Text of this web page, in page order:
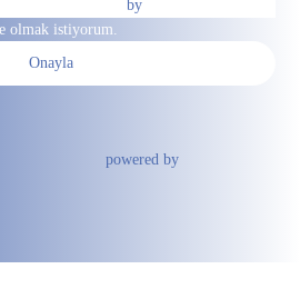
olmak istiyorum.
Onayla
by
powered by